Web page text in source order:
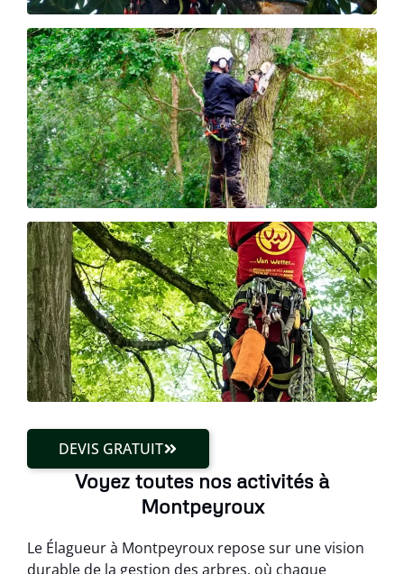
DEVIS GRATUIT
Voyez toutes nos activités à
Montpeyroux
Le Élagueur à Montpeyroux repose sur une vision
durable de la gestion des arbres, où chaque